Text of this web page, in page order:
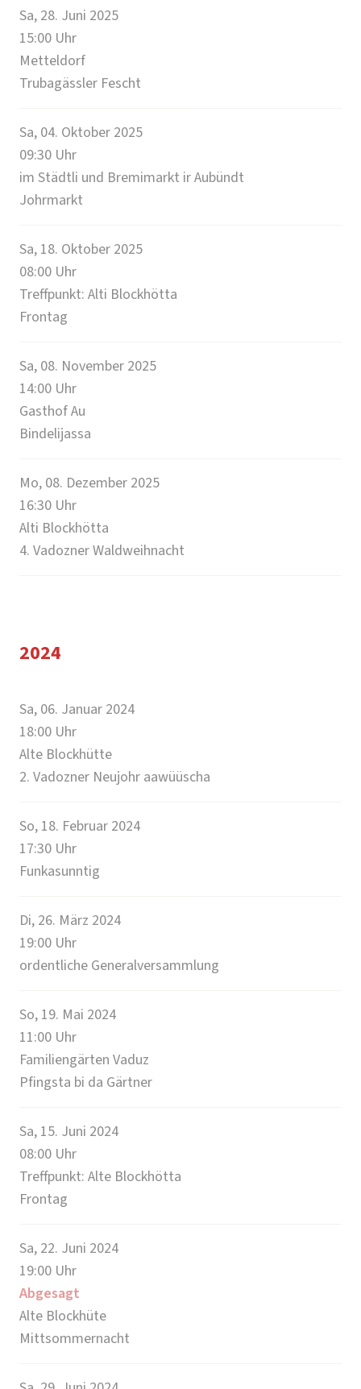
Sa, 28. Juni 2025
15:00 Uhr
Metteldorf
Trubagässler Fescht
Sa, 04. Oktober 2025
09:30 Uhr
im Städtli und Bremimarkt ir Aubündt
Johrmarkt
Sa, 18. Oktober 2025
08:00 Uhr
Treffpunkt: Alti Blockhötta
Frontag
Sa, 08. November 2025
14:00 Uhr
Gasthof Au
Bindelijassa
Mo, 08. Dezember 2025
16:30 Uhr
Alti Blockhötta
4. Vadozner Waldweihnacht
2024
Sa, 06. Januar 2024
18:00 Uhr
Alte Blockhütte
2. Vadozner Neujohr aawüüscha
So, 18. Februar 2024
17:30 Uhr
Funkasunntig
Di, 26. März 2024
19:00 Uhr
ordentliche Generalversammlung
So, 19. Mai 2024
11:00 Uhr
Familiengärten Vaduz
Pfingsta bi da Gärtner
Sa, 15. Juni 2024
08:00 Uhr
Treffpunkt: Alte Blockhötta
Frontag
Sa, 22. Juni 2024
19:00 Uhr
Abgesagt
Alte Blockhüte
Mittsommernacht